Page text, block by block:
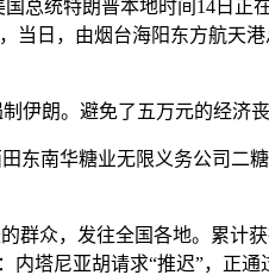
总统特朗普本地时间14日正
当日，由烟台海阳东方航天
朗。避免了五万元的经济丧
南华糖业无限义务公司二
众，发往全国各地。累计
塔尼亚胡请求“推迟”，正